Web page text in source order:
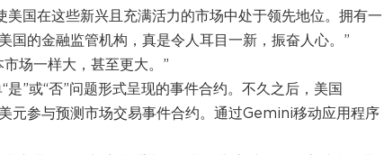
国在这些新兴且充满活力的市场中处于领先地位。拥有一
国的金融监管机构，真是令人耳目一新，振奋人心。”
场一样大，甚至更大。”
”或“否”问题形式呈现的事件合约。不久之后，美国
参与预测市场交易事件合约。通过Gemini移动应用程序